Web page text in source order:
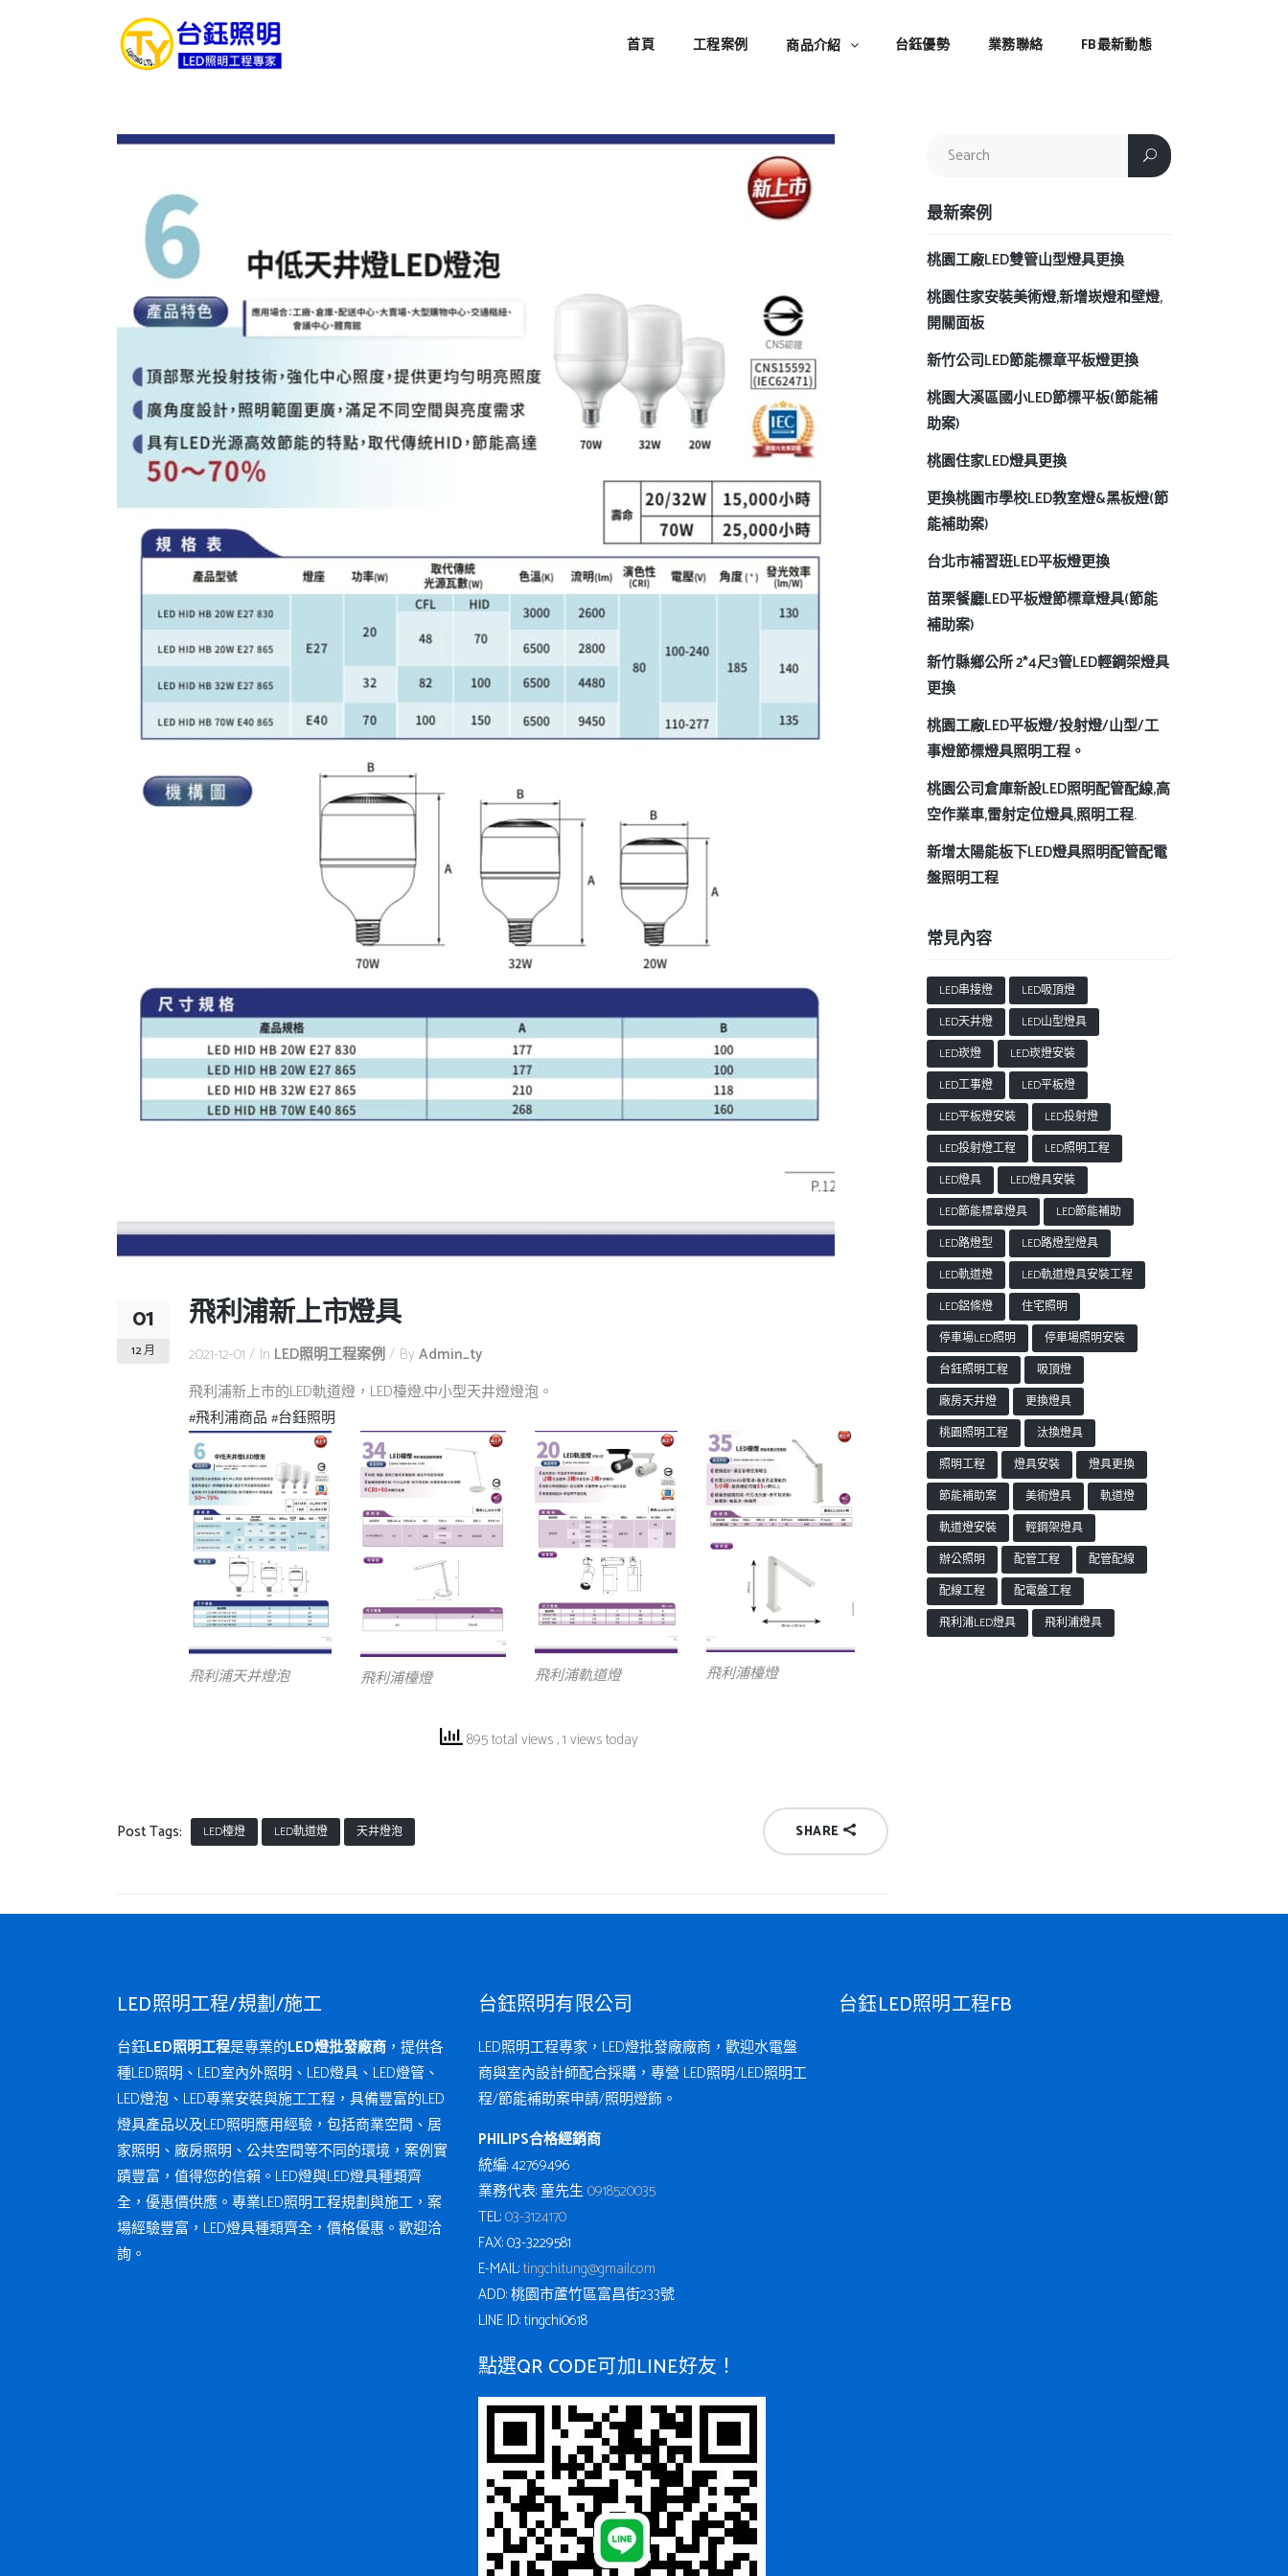
首頁 工程案例 商品介紹 台鈺優勢 業務聯絡 FB最新動態
01
12 月
飛利浦新上市燈具
2021-12-01 In LED照明工程案例 By Admin_ty
飛利浦新上市的LED軌道燈，LED檯燈,中小型天井燈燈泡。
#飛利浦商品 #台鈺照明
飛利浦天井燈泡 飛利浦檯燈 飛利浦軌道燈 飛利浦檯燈
895 total views, 1 views today
Post Tags: LED檯燈 LED軌道燈 天井燈泡 SHARE
最新案例
桃園工廠LED雙管山型燈具更換
桃園住家安裝美術燈,新增崁燈和壁燈,
開關面板
新竹公司LED節能標章平板燈更換
桃園大溪區國小LED節標平板(節能補
助案)
桃園住家LED燈具更換
更換桃園市學校LED教室燈&黑板燈(節
能補助案)
台北市補習班LED平板燈更換
苗栗餐廳LED平板燈節標章燈具(節能
補助案)
新竹縣鄉公所 2*4尺3管LED輕鋼架燈具
更換
桃園工廠LED平板燈/投射燈/山型/工
事燈節標燈具照明工程。
桃園公司倉庫新設LED照明配管配線,高
空作業車,雷射定位燈具,照明工程.
新增太陽能板下LED燈具照明配管配電
盤照明工程
常見內容
LED串接燈
LED吸頂燈
LED天井燈
LED山型燈具
LED崁燈
LED崁燈安裝
LED工事燈
LED平板燈
LED平板燈安裝
LED投射燈
LED投射燈工程
LED照明工程
LED燈具
LED燈具安裝
LED節能標章燈具
LED節能補助
LED路燈型
LED路燈型燈具
LED軌道燈
LED軌道燈具安裝工程
LED鋁條燈
住宅照明
停車場LED照明
停車場照明安裝
台鈺照明工程
吸頂燈
廠房天井燈
更換燈具
桃園照明工程
汰換燈具
照明工程
燈具安裝
燈具更換
節能補助案
美術燈具
軌道燈
軌道燈安裝
輕鋼架燈具
辦公照明
配管工程
配管配線
配線工程
配電盤工程
飛利浦LED燈具
飛利浦燈具
LED照明工程/規劃/施工
台鈺LED照明工程是專業的LED燈批發廠商 ，提供各
種LED照明、LED室內外照明、LED燈具、LED燈管、
LED燈泡、LED專業安裝與施工工程，具備豐富的LED
燈具產品以及LED照明應用經驗，包括商業空間、居
家照明、廠房照明、公共空間等不同的環境，案例實
蹟豐富，值得您的信賴。LED燈與LED燈具種類齊
全，優惠價供應。專業LED照明工程規劃與施工，案
場經驗豐富，LED燈具種類齊全，價格優惠。歡迎洽
詢。
台鈺照明有限公司
LED照明工程專家，LED燈批發廠廠商，歡迎水電盤
商與室內設計師配合採購，專營 LED照明/LED照明工
程/節能補助案申請/照明燈飾。
PHILIPS合格經銷商
統編: 42769496
業務代表: 童先生0918520035
TEL:03-3124170
FAX: 03-3229581
E-MAIL:tingchi.tung@gmail.com
ADD: 桃園市蘆竹區富昌街233號
LINE ID: tingchi0618
點選QR CODE可加LINE好友！
台鈺LED照明工程FB